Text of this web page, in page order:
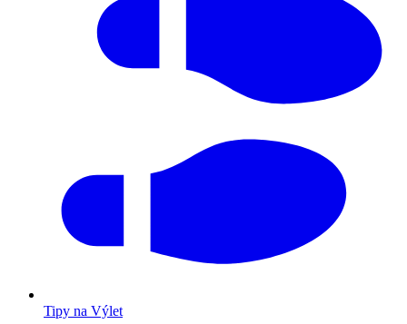
Tipy na Výlet